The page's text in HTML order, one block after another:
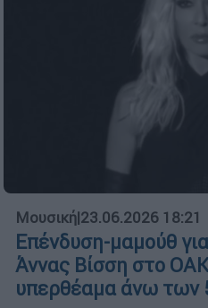
Μουσική|23.06.2026 18:21
Επένδυση-μαμούθ
Άννας Βίσση στο
υπερθέαμα άνω των